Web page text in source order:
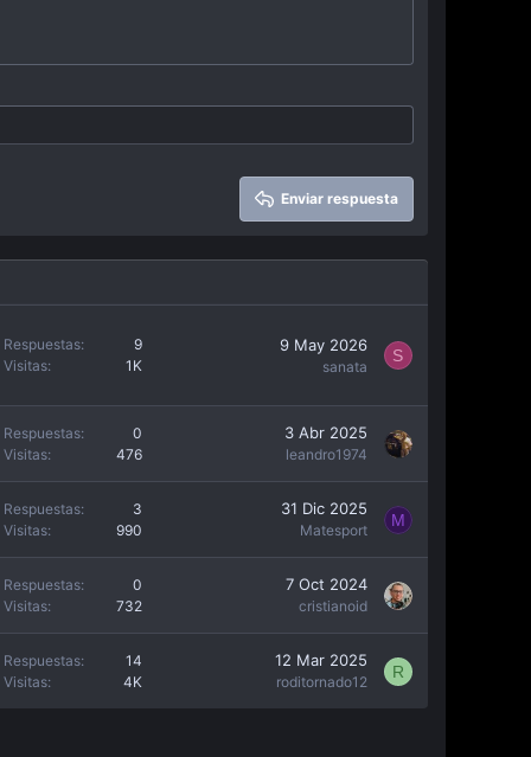
Enviar respuesta
Respuestas
9
Visitas
1K
9 May 2026
sanata
S
Respuestas
0
Visitas
476
3 Abr 2025
leandro1974
Respuestas
3
Visitas
990
31 Dic 2025
Matesport
M
Respuestas
0
Visitas
732
7 Oct 2024
cristianoid
Respuestas
14
Visitas
4K
12 Mar 2025
roditornado12
R